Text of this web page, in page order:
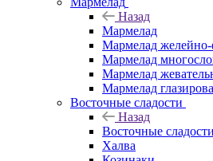
Назад
Мармелад
Мармелад
Мармелад
Мармелад
Мармелад
Восточные сладости
Назад
Восточные сладости
Халва